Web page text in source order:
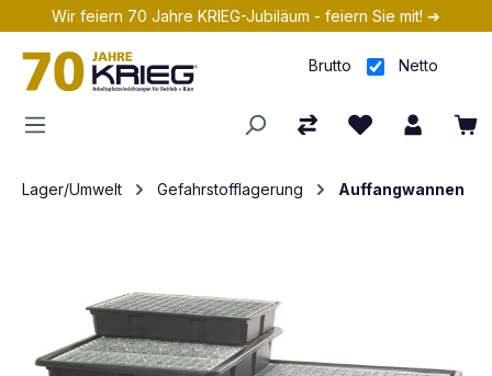
Zum Hauptinhalt springen
Wir feiern 70 Jahre KRIEG-Jubiläum - feiern Sie mit! ➔
Brutto Netto
Lager/Umwelt Gefahrstofflagerung Auffangwannen